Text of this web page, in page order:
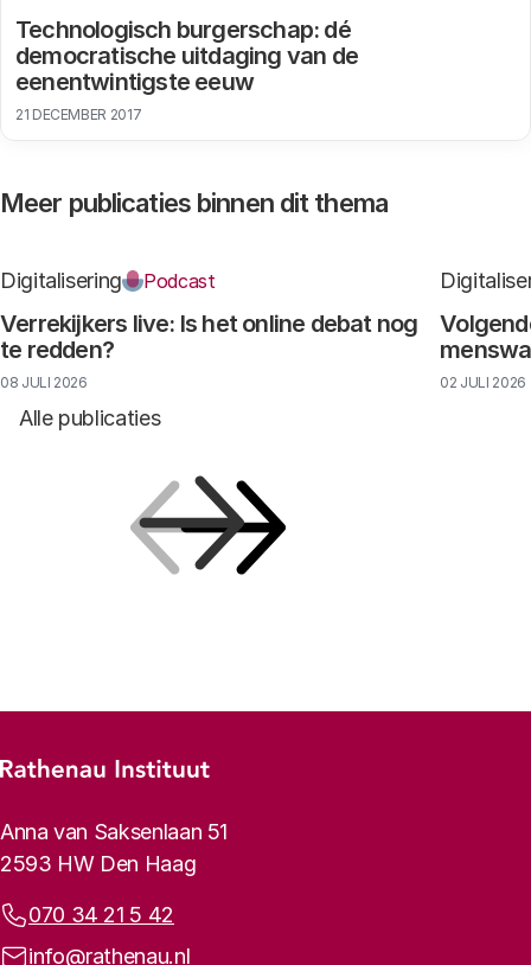
Technologisch burgerschap: dé
democratische uitdaging van de
eenentwintigste eeuw
21 DECEMBER 2017
Meer publicaties binnen dit thema
Alle publicaties
Verrekijkers live: Is het online debat nog
te redden?
Digitalisering Podcast
08 JULI 2026 02 JULI 2026
Footer-menu
Rathenau logo, naar de homepage
Contactinformatie
Anna van Saksenlaan 51
2593 HW Den Haag
Telefoonnummer:
070 34 21 5 42
E-mailadres:
info@rathenau.nl